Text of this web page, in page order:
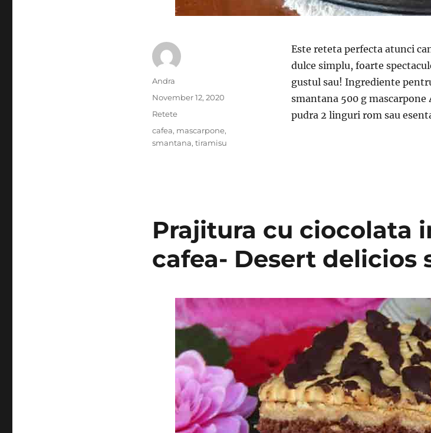
Este reteta perfecta atunci
dulce simplu, foarte
gustul sau! Ingrediente
smantana 500 g mascarpone
pudra 2 linguri rom sau
Author
Andra
Posted
November 12, 2020
Categories
Retete
Tags
cafea, mascarpone,
smantana, tiramisu
Prajitura cu ciocolata
cafea- Desert delicios